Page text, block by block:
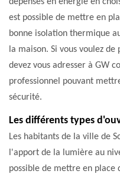
est possible de mettre en
bonne isolation thermique
la maison. Si vous voulez
devez vous adresser à GW
professionnel pouvant
sécurité.
Les différents types
Les habitants de la ville de
l'apport de la lumière au
possible de mettre en place